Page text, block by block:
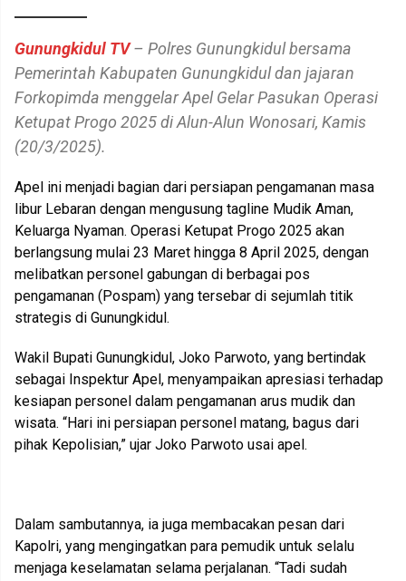
Gunungkidul TV– Polres Gunungkidul bersama
Pemerintah Kabupaten Gunungkidul dan jajaran
Forkopimda menggelar Apel Gelar Pasukan Operasi
Ketupat Progo 2025 di Alun-Alun Wonosari, Kamis
(20/3/2025).
Apel ini menjadi bagian dari persiapan pengamanan masa
libur Lebaran dengan mengusung tagline Mudik Aman,
Keluarga Nyaman. Operasi Ketupat Progo 2025 akan
berlangsung mulai 23 Maret hingga 8 April 2025, dengan
melibatkan personel gabungan di berbagai pos
pengamanan (Pospam) yang tersebar di sejumlah titik
strategis di Gunungkidul.
Wakil Bupati Gunungkidul, Joko Parwoto, yang bertindak
sebagai Inspektur Apel, menyampaikan apresiasi terhadap
kesiapan personel dalam pengamanan arus mudik dan
wisata. “Hari ini persiapan personel matang, bagus dari
pihak Kepolisian,” ujar Joko Parwoto usai apel.
Dalam sambutannya, ia juga membacakan pesan dari
Kapolri, yang mengingatkan para pemudik untuk selalu
menjaga keselamatan selama perjalanan. “Tadi sudah